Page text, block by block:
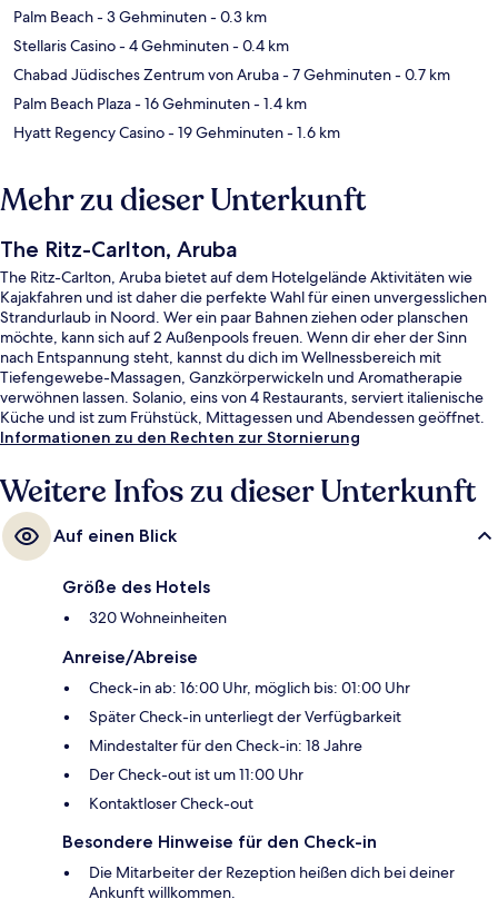
Palm Beach- 3 Gehminuten- 0.3 km
Stellaris Casino- 4 Gehminuten- 0.4 km
Chabad Jüdisches Zentrum von Aruba- 7 Gehminuten- 0.7 km
Palm Beach Plaza- 16 Gehminuten- 1.4 km
Hyatt Regency Casino- 19 Gehminuten- 1.6 km
Mehr zu dieser Unterkunft
The Ritz-Carlton, Aruba
The Ritz-Carlton, Aruba bietet auf dem Hotelgelände Aktivitäten wie
Kajakfahren und ist daher die perfekte Wahl für einen unvergesslichen
Strandurlaub in Noord. Wer ein paar Bahnen ziehen oder planschen
möchte, kann sich auf 2 Außenpools freuen. Wenn dir eher der Sinn
nach Entspannung steht, kannst du dich im Wellnessbereich mit
Tiefengewebe-Massagen, Ganzkörperwickeln und Aromatherapie
verwöhnen lassen. Solanio, eins von 4 Restaurants, serviert italienische
Küche und ist zum Frühstück, Mittagessen und Abendessen geöffnet.
Als weitere Highlights bietet dieses Resort im luxuriösen Stil 3
gefallen der Pool und das hilfsbereite Personal sehr gut.
Informationen zu den Rechten zur Stornierung
Weitere Infos zu dieser Unterkunft
Auf einen Blick
Größe des Hotels
320 Wohneinheiten
Anreise/Abreise
Check-in ab: 16:00 Uhr, möglich bis: 01:00 Uhr
Später Check-in unterliegt der Verfügbarkeit
Mindestalter für den Check-in: 18 Jahre
Der Check-out ist um 11:00 Uhr
Kontaktloser Check-out
Besondere Hinweise für den Check-in
Die Mitarbeiter der Rezeption heißen dich bei deiner
Ankunft willkommen.